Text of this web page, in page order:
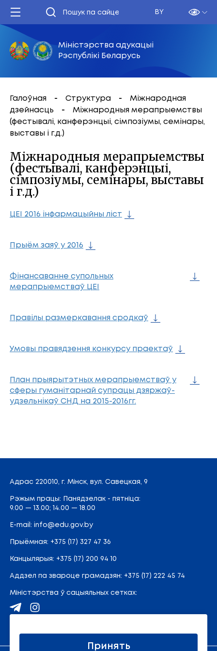
BY
Міністэрства адукацыі
Рэспублікі Беларусь
Галоўная Структура
Міжнародная
дзейнасць
Міжнародныя мерапрыемствы
(фестывалі, канферэнцыі, сімпозіумы, семінары,
выставы і г.д.)
Міжнародныя мерапрыемствы
(фестывалі, канферэнцыі,
сімпозіумы, семінары, выставы
і г.д.)
ЦЕІ 2016 інфармацыйны ліст
Прыём заяў у 2016
Фінансаванне супольных
мерапрыемстваў ЦЕІ
Правілы размеркавання сродкаў
Умовы правядзення конкурсу праектаў
План прыярытэтных мерапрыемстваў у
сферы гуманітарнай супрацы дзяржаў-
удзельнікаў СНД на 2015-2016гг.
Адрас 220010, г. Мінск, вул. Савецкая, 9
Рэжым працы: Панядзелак - пятніца:
9.00 — 13.00; 14.00 — 18.00
E-mail: info@edu.gov.by
Прыёмная: +375 (17) 327 47 36
Канцылярыя: +375 (17) 200 94 10
Аддзел па звароце грамадзян: +375 (17) 222 45 74
Міністэрства ў сацыяльных сетках:
Принять